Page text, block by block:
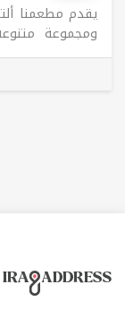
يقدم مطعمنا
قائمة ألترا